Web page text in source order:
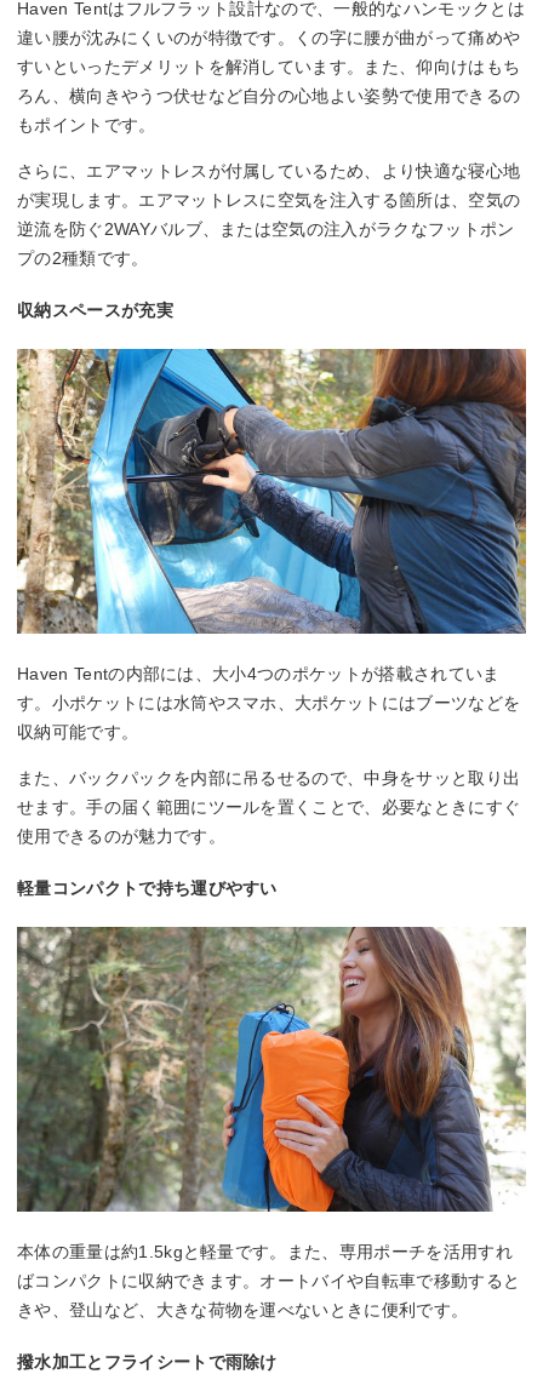
Haven Tentはフルフラット設計なので、一般的なハンモックとは
違い腰が沈みにくいのが特徴です。くの字に腰が曲がって痛めや
すいといったデメリットを解消しています。また、仰向けはもち
ろん、横向きやうつ伏せなど自分の心地よい姿勢で使用できるの
もポイントです。
さらに、エアマットレスが付属しているため、より快適な寝心地
が実現します。エアマットレスに空気を注入する箇所は、空気の
逆流を防ぐ2WAYバルブ、または空気の注入がラクなフットポン
プの2種類です。
収納スペースが充実
Haven Tentの内部には、大小4つのポケットが搭載されていま
す。小ポケットには水筒やスマホ、大ポケットにはブーツなどを
収納可能です。
また、バックパックを内部に吊るせるので、中身をサッと取り出
せます。手の届く範囲にツールを置くことで、必要なときにすぐ
使用できるのが魅力です。
軽量コンパクトで持ち運びやすい
本体の重量は約1.5kgと軽量です。また、専用ポーチを活用すれ
ばコンパクトに収納できます。オートバイや自転車で移動すると
きや、登山など、大きな荷物を運べないときに便利です。
撥水加工とフライシートで雨除け